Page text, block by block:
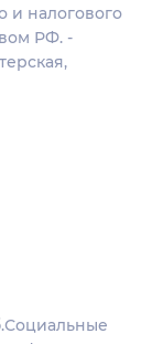
и налогового
РФ. -